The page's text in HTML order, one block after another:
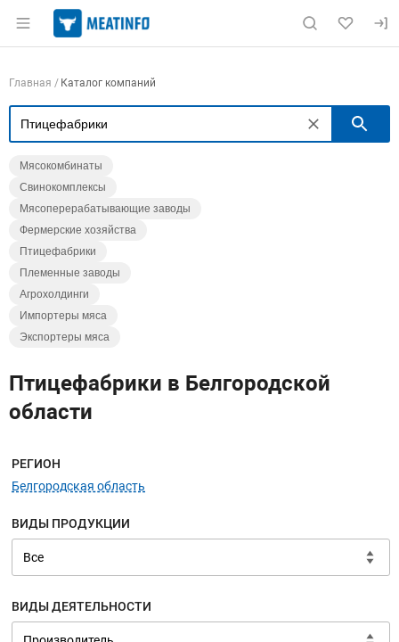
Раздел навигации по сайту meatinfo.ru
Навигация по компаниям
Главная Каталог компаний
Мясокомбинаты
Свинокомплексы
Мясоперерабатывающие заводы
Фермерские хозяйства
Птицефабрики
Племенные заводы
Агрохолдинги
Импортеры мяса
Экспортеры мяса
Птицефабрики в Белгородской
области
Меню навигации
РЕГИОН
Белгородская область
ВИДЫ ПРОДУКЦИИ
ВИДЫ ДЕЯТЕЛЬНОСТИ